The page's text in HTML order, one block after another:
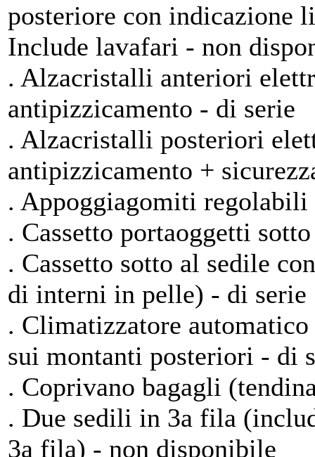
posteriore con indicazione
Include lavafari - non
. Alzacristalli anteriori
antipizzicamento - di serie
. Alzacristalli posteriori
antipizzicamento +
. Appoggiagomiti
. Cassetto portaoggetti
. Cassetto sotto al sedile
di interni in pelle) - di serie
. Climatizzatore
sui montanti posteriori - di
. Coprivano bagagli
. Due sedili in 3a fila
3a fila) - non disponibile